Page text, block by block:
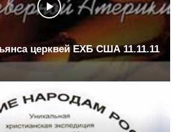
церквей ЕХБ США 11.11.11